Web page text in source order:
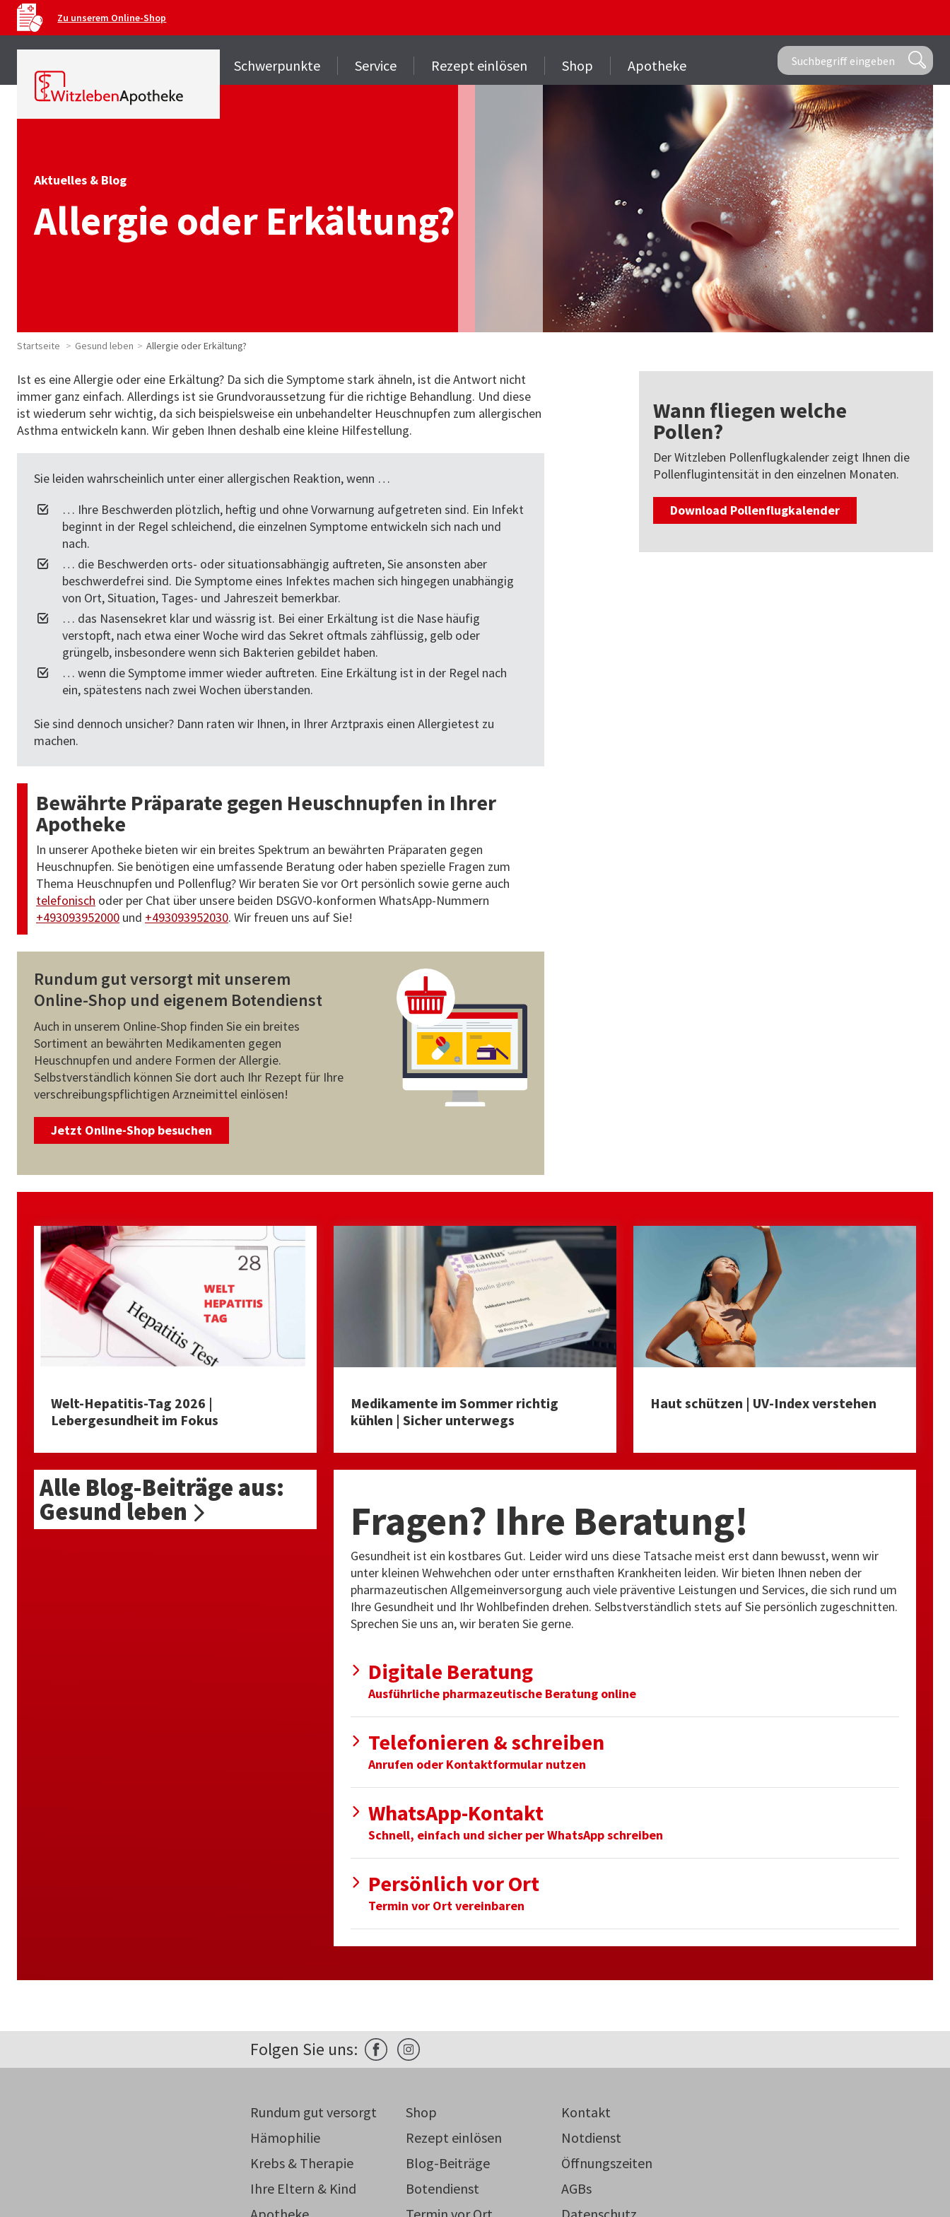
Zu unserem Online-Shop
Schwerpunkte Service Rezept einlösen Shop Apotheke
Aktuelles & Blog
Allergie oder Erkältung?
Startseite Gesund leben Allergie oder Erkältung?
Ist es eine Allergie oder eine Erkältung? Da sich die Symptome stark ähneln, ist die Antwort nicht
immer ganz einfach. Allerdings ist sie Grundvoraussetzung für die richtige Behandlung. Und diese
ist wiederum sehr wichtig, da sich beispielsweise ein unbehandelter Heuschnupfen zum allergischen
Asthma entwickeln kann. Wir geben Ihnen deshalb eine kleine Hilfestellung.
Sie leiden wahrscheinlich unter einer allergischen Reaktion, wenn …
… Ihre Beschwerden plötzlich, heftig und ohne Vorwarnung aufgetreten sind. Ein Infekt
beginnt in der Regel schleichend, die einzelnen Symptome entwickeln sich nach und
nach.
… die Beschwerden orts- oder situationsabhängig auftreten, Sie ansonsten aber
beschwerdefrei sind. Die Symptome eines Infektes machen sich hingegen unabhängig
von Ort, Situation, Tages- und Jahreszeit bemerkbar.
… das Nasensekret klar und wässrig ist. Bei einer Erkältung ist die Nase häufig
verstopft, nach etwa einer Woche wird das Sekret oftmals zähflüssig, gelb oder
grüngelb, insbesondere wenn sich Bakterien gebildet haben.
… wenn die Symptome immer wieder auftreten. Eine Erkältung ist in der Regel nach
ein, spätestens nach zwei Wochen überstanden.
Sie sind dennoch unsicher? Dann raten wir Ihnen, in Ihrer Arztpraxis einen Allergietest zu
machen.
Bewährte Präparate gegen Heuschnupfen in Ihrer
Apotheke
In unserer Apotheke bieten wir ein breites Spektrum an bewährten Präparaten gegen
Heuschnupfen. Sie benötigen eine umfassende Beratung oder haben spezielle Fragen zum
Thema Heuschnupfen und Pollenflug? Wir beraten Sie vor Ort persönlich sowie gerne auch
telefonisch oder per Chat über unsere beiden DSGVO-konformen WhatsApp-Nummern
+493093952000 und +493093952030. Wir freuen uns auf Sie!
Rundum gut versorgt mit unserem
Online-Shop und eigenem Botendienst
Auch in unserem Online-Shop finden Sie ein breites
Sortiment an bewährten Medikamenten gegen
Heuschnupfen und andere Formen der Allergie.
Selbstverständlich können Sie dort auch Ihr Rezept für Ihre
verschreibungspflichtigen Arzneimittel einlösen!
Jetzt Online-Shop besuchen
Wann fliegen welche
Pollen?
Der Witzleben Pollenflugkalender zeigt Ihnen die
Pollenflugintensität in den einzelnen Monaten.
Download Pollenflugkalender
Welt-Hepatitis-Tag 2026 |
Lebergesundheit im Fokus
Medikamente im Sommer richtig
kühlen | Sicher unterwegs
Haut schützen | UV-Index verstehen
Alle Blog-Beiträge aus:
Gesund leben
Fragen? Ihre Beratung!
Gesundheit ist ein kostbares Gut. Leider wird uns diese Tatsache meist erst dann bewusst, wenn wir
unter kleinen Wehwehchen oder unter ernsthaften Krankheiten leiden. Wir bieten Ihnen neben der
pharmazeutischen Allgemeinversorgung auch viele präventive Leistungen und Services, die sich rund um
Ihre Gesundheit und Ihr Wohlbefinden drehen. Selbstverständlich stets auf Sie persönlich zugeschnitten.
Sprechen Sie uns an, wir beraten Sie gerne.
Digitale Beratung
Ausführliche pharmazeutische Beratung online
Telefonieren & schreiben
Anrufen oder Kontaktformular nutzen
WhatsApp-Kontakt
Schnell, einfach und sicher per WhatsApp schreiben
Persönlich vor Ort
Termin vor Ort vereinbaren
Folgen Sie uns:
Rundum gut versorgt
Hämophilie
Krebs & Therapie
Ihre Eltern & Kind
Shop
Rezept einlösen
Blog-Beiträge
Botendienst
Kontakt
Notdienst
Öffnungszeiten
AGBs